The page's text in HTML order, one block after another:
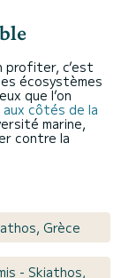
profiter, c’est
écosystèmes
que l’on
côtés de la
marine,
contre la
Grèce
- Skiathos,